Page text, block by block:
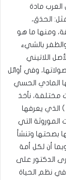
العرب مادة
الحذق،
ومنها ما هو
بالشيء
اللاتيني
، وفي أوائل
المادي الحسي
مختلفة، نأخذ
يعرفها
الموروثة التي
بصحتها وتنشأ
أن لكل أمة
الدكتور على
نظم الحياة